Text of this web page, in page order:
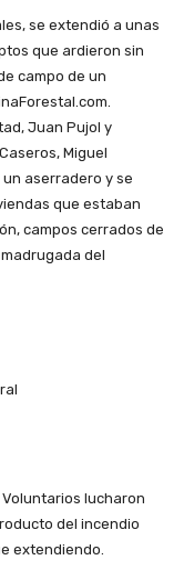
se extendió a unas
que ardieron sin
campo de un
Juan Pujol y
Miguel
un aserradero y se
que estaban
campos cerrados de
del
Voluntarios lucharon
del incendio
extendiendo.